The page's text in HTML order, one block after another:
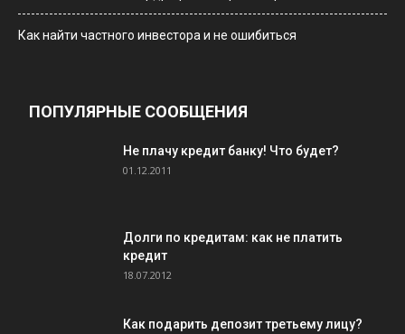
Как найти частного инвестора и не ошибиться
ПОПУЛЯРНЫЕ СООБЩЕНИЯ
Не плачу кредит банку! Что будет?
01.12.2011
Долги по кредитам: как не платить
кредит
18.07.2012
Как подарить депозит третьему лицу?